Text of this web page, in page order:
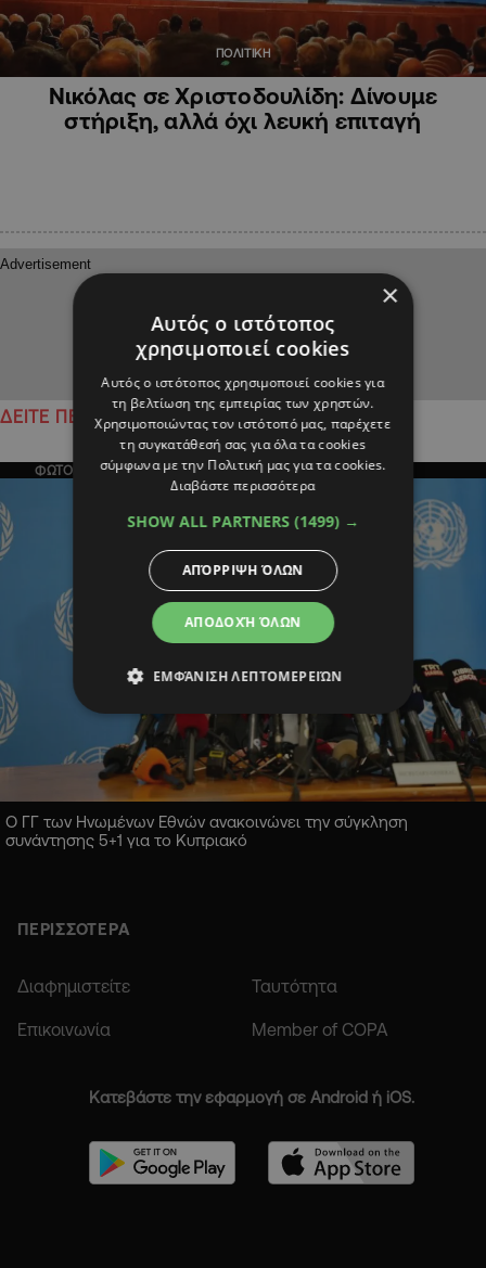
ΠΟΛΙΤΙΚΗ
Νικόλας σε Χριστοδουλίδη: Δίνουμε
στήριξη, αλλά όχι λευκή επιταγή
ΔΕΙΤΕ ΠΕΡΙΣΣΟΤΕΡΑ
ΦΩΤΟΓΡΑΦΙΑ ΤΗΣ ΗΜΕΡΑΣ
Ο ΓΓ των Ηνωμένων Εθνών ανακοινώνει την σύγκληση
συνάντησης 5+1 για το Κυπριακό
ΠΕΡΙΣΣΟΤΕΡΑ
Διαφημιστείτε Ταυτότητα
Επικοινωνία Member of COPA
Κατεβάστε την εφαρμογή σε Android ή iOS.
×
Αυτός ο ιστότοπος
χρησιμοποιεί cookies
Αυτός ο ιστότοπος χρησιμοποιεί cookies για
τη βελτίωση της εμπειρίας των χρηστών.
Χρησιμοποιώντας τον ιστότοπό μας, παρέχετε
τη συγκατάθεσή σας για όλα τα cookies
σύμφωνα με την Πολιτική μας για τα cookies.
Διαβάστε περισσότερα
SHOW ALL PARTNERS (1499) →
ΑΠΟΔΟΧΉ ΌΛΩΝ
ΑΠΌΡΡΙΨΗ ΌΛΩΝ
ΕΜΦΆΝΙΣΗ ΛΕΠΤΟΜΕΡΕΙΏΝ